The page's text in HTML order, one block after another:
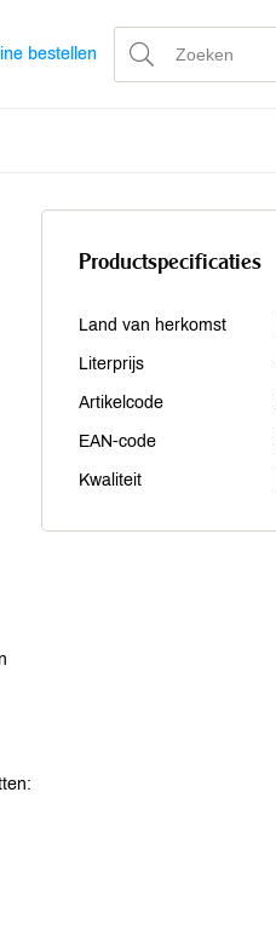
bestellen
Productspecificaties
Land van herkomst
Literprijs
Artikelcode
EAN-code
Kwaliteit